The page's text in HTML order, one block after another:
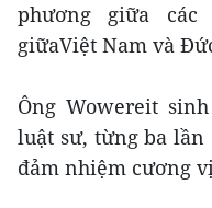
phương giữa
giữaViệt Nam và
Ông Wowereit
luật sư, từng ba
đảm nhiệm cương